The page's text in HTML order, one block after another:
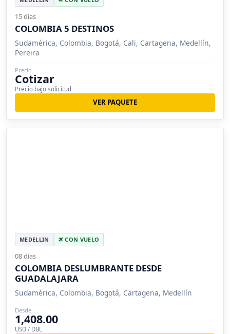
15 días
COLOMBIA 5 DESTINOS
Sudamérica, Colombia, Bogotá, Cali, Cartagena, Medellín,
Pereira
Precio
Cotizar
Precio bajo solicitud
VER PAQUETE
MEDELLIN CON VUELO
08 días
COLOMBIA DESLUMBRANTE DESDE
GUADALAJARA
Sudamérica, Colombia, Bogotá, Cartagena, Medellín
Desde
1,408.00
USD / DBL